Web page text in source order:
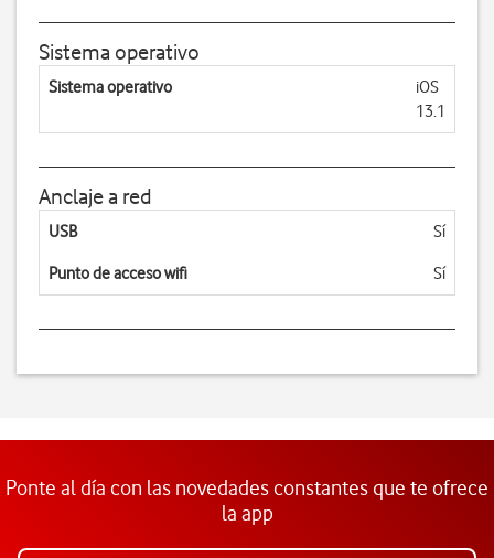
Sistema operativo
Sistema operativo
iOS
13.1
Anclaje a red
USB Sí
Punto de acceso wifi Sí
Ponte al día con las novedades constantes que te ofrece
la app